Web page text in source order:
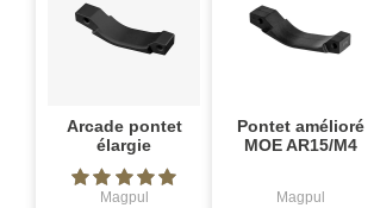
Arcade pontet
élargie
Magpul
Pontet amélioré
MOE AR15/M4
Magpul